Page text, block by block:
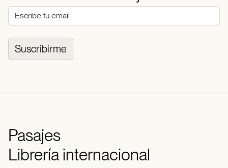
Suscribirme
Pasajes
Librería internacional